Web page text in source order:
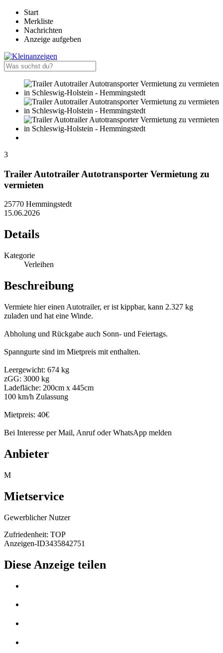
Start
Merkliste
Nachrichten
Anzeige aufgeben
3
Trailer Autotrailer Autotransporter Vermietung zu
vermieten
25770 Hemmingstedt
15.06.2026
Details
Kategorie
Verleihen
Beschreibung
Vermiete hier einen Autotrailer, er ist kippbar, kann 2.327 kg
zuladen und hat eine Winde.
Abholung und Rückgabe auch Sonn- und Feiertags.
Spanngurte sind im Mietpreis mit enthalten.
Leergewicht: 674 kg
zGG: 3000 kg
Ladefläche: 200cm x 445cm
100 km/h Zulassung
Mietpreis: 40€
Bei Interesse per Mail, Anruf oder WhatsApp melden
Anbieter
M
Mietservice
Gewerblicher Nutzer
Zufriedenheit: TOP
Anzeigen-ID3435842751
Diese Anzeige teilen